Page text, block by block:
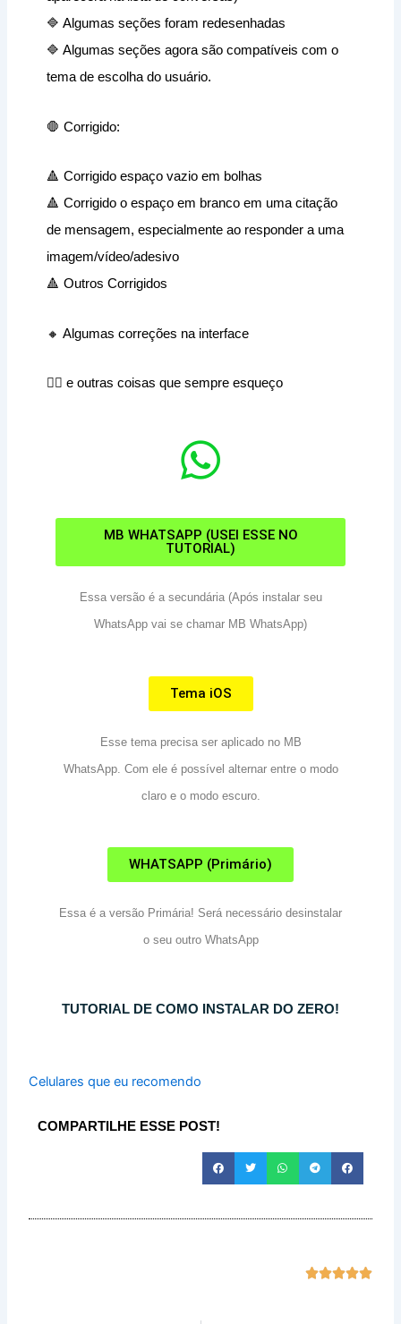
🔷 Algumas seções foram redesenhadas
🔷 Algumas seções agora são compatíveis com o
tema de escolha do usuário.
🛑 Corrigido:
🔺 Corrigido espaço vazio em bolhas
🔺 Corrigido o espaço em branco em uma citação
de mensagem, especialmente ao responder a uma
imagem/vídeo/adesivo
🔺 Outros Corrigidos
🔸 Algumas correções na interface
😵‍💫 e outras coisas que sempre esqueço
MB WHATSAPP (USEI ESSE NO
TUTORIAL)
Essa versão é a secundária (Após instalar seu
WhatsApp vai se chamar MB WhatsApp)
Tema iOS
Esse tema precisa ser aplicado no MB
WhatsApp. Com ele é possível alternar entre o modo
claro e o modo escuro.
WHATSAPP (Primário)
Essa é a versão Primária! Será necessário desinstalar
o seu outro WhatsApp
TUTORIAL DE COMO INSTALAR DO ZERO!
Celulares que eu recomendo
COMPARTILHE ESSE POST!
